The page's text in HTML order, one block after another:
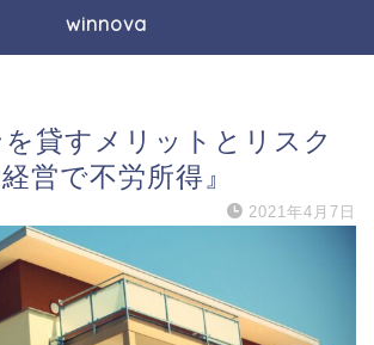
winnova
貸すメリットとリスク
営で不労所得』
2021年4月7日